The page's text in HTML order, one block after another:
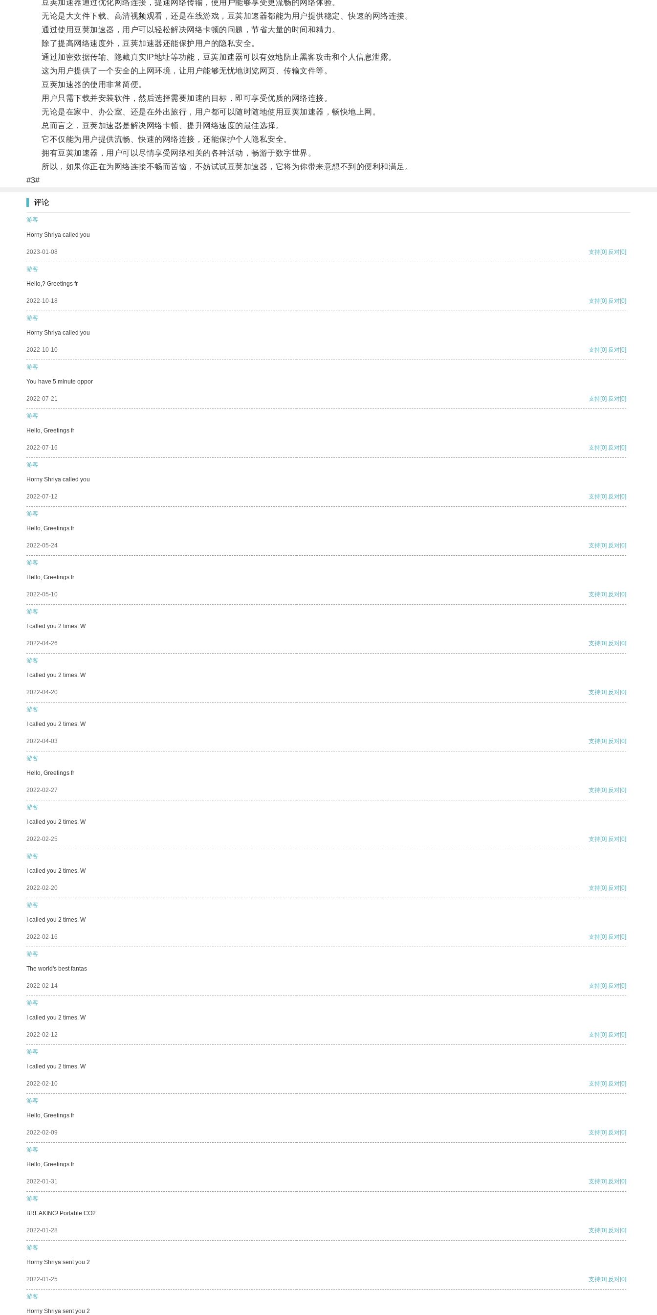
豆荚加速器通过优化网络连接，提速网络传输，使用户能够享受更流畅的网络体验。
无论是大文件下载、高清视频观看，还是在线游戏，豆荚加速器都能为用户提供稳定、快速的网络连接。
通过使用豆荚加速器，用户可以轻松解决网络卡顿的问题，节省大量的时间和精力。
除了提高网络速度外，豆荚加速器还能保护用户的隐私安全。
通过加密数据传输、隐藏真实IP地址等功能，豆荚加速器可以有效地防止黑客攻击和个人信息泄露。
这为用户提供了一个安全的上网环境，让用户能够无忧地浏览网页、传输文件等。
豆荚加速器的使用非常简便。
用户只需下载并安装软件，然后选择需要加速的目标，即可享受优质的网络连接。
无论是在家中、办公室、还是在外出旅行，用户都可以随时随地使用豆荚加速器，畅快地上网。
总而言之，豆荚加速器是解决网络卡顿、提升网络速度的最佳选择。
它不仅能为用户提供流畅、快速的网络连接，还能保护个人隐私安全。
拥有豆荚加速器，用户可以尽情享受网络相关的各种活动，畅游于数字世界。
所以，如果你正在为网络连接不畅而苦恼，不妨试试豆荚加速器，它将为你带来意想不到的便利和满足。
#3#
评论
游客
Horny Shriya called you
2023-01-08 支持[0] 反对[0]
游客
Hello,? Greetings fr
2022-10-18 支持[0] 反对[0]
游客
Horny Shriya called you
2022-10-10 支持[0] 反对[0]
游客
You have 5 minute oppor
2022-07-21 支持[0] 反对[0]
游客
Hello, Greetings fr
2022-07-16 支持[0] 反对[0]
游客
Horny Shriya called you
2022-07-12 支持[0] 反对[0]
游客
Hello, Greetings fr
2022-05-24 支持[0] 反对[0]
游客
Hello, Greetings fr
2022-05-10 支持[0] 反对[0]
游客
I called you 2 times. W
2022-04-26 支持[0] 反对[0]
游客
I called you 2 times. W
2022-04-20 支持[0] 反对[0]
游客
I called you 2 times. W
2022-04-03 支持[0] 反对[0]
游客
Hello, Greetings fr
2022-02-27 支持[0] 反对[0]
游客
I called you 2 times. W
2022-02-25 支持[0] 反对[0]
游客
I called you 2 times. W
2022-02-20 支持[0] 反对[0]
游客
I called you 2 times. W
2022-02-16 支持[0] 反对[0]
游客
The world's best fantas
2022-02-14 支持[0] 反对[0]
游客
I called you 2 times. W
2022-02-12 支持[0] 反对[0]
游客
I called you 2 times. W
2022-02-10 支持[0] 反对[0]
游客
Hello, Greetings fr
2022-02-09 支持[0] 反对[0]
游客
Hello, Greetings fr
2022-01-31 支持[0] 反对[0]
游客
BREAKING! Portable CO2
2022-01-28 支持[0] 反对[0]
游客
Horny Shriya sent you 2
2022-01-25 支持[0] 反对[0]
游客
Horny Shriya sent you 2